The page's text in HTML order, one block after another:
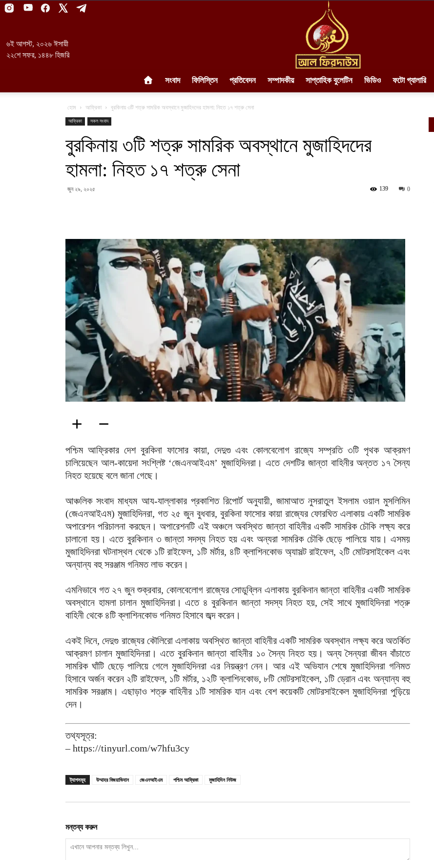
৬ই আগস্ট, ২০২৬ ঈসায়ী
২২শে সফর, ১৪৪৮ হিজরি
ফিরদাউস
সংবাদ ফিলিস্তিন প্রতিবেদন সম্পাদকীয় সাপ্তাহিক বুলেটিন ভিডিও ফটো গ্যালারি
হোম আফ্রিকা বুরকিনায় ৩টি শত্রু সামরিক অবস্থানে মুজাহিদদের হামলা: নিহত ১৭ শত্রু সেনা
আফ্রিকা সকল সংবাদ
বুরকিনায় ৩টি শত্রু সামরিক অবস্থানে মুজাহিদদের
হামলা: নিহত ১৭ শত্রু সেনা
জুন ২৯, ২০২৫ 0
139
পশ্চিম আফ্রিকার দেশ বুরকিনা ফাসোর কায়া, দেদুগু এবং কোলবেলোগ রাজ্যে সম্প্রতি ৩টি পৃথক আক্রমণ
চালিয়েছেন আল-কায়েদা সংশ্লিষ্ট ‘জেএনআইএম’ মুজাহিদিনরা। এতে দেশটির জান্তা বাহিনীর অন্তত ১৭ সৈন্য
নিহত হয়েছে বলে জানা গেছে।
আঞ্চলিক সংবাদ মাধ্যম আয-যাল্লাকার প্রকাশিত রিপোর্ট অনুযায়ী, জামাআত নুসরাতুল ইসলাম ওয়াল মুসলিমিন
(জেএনআইএম) মুজাহিদিনরা, গত ২৫ জুন বুধবার, বুরকিনা ফাসোর কায়া রাজ্যের ফোরঘিত এলাকায় একটি সামরিক
অপারেশন পরিচালনা করছেন। অপারেশনটি এই অঞ্চলে অবস্থিত জান্তা বাহিনীর একটি সামরিক চৌকি লক্ষ্য করে
চালানো হয়। এতে বুরকিনান ৩ জান্তা সদস্য নিহত হয় এবং অন্যরা সামরিক চৌকি ছেড়ে পালিয়ে যায়। এসময়
মুজাহিদিনরা ঘটনাস্থল থেকে ১টি রাইফেল, ১টি মর্টার, ৪টি ক্লাশিনকোভ অ্যাসল্ট রাইফেল, ২টি মোটরসাইকেল এবং
অন্যান্য বহু সরঞ্জাম গনিমত লাভ করেন।
এমনিভাবে গত ২৭ জুন শুক্রবার, কোলবেলোগ রাজ্যের সোডুব্লিন এলাকায় বুরকিনান জান্তা বাহিনীর একটি সামরিক
অবস্থানে হামলা চালান মুজাহিদিনরা। এতে ৪ বুরকিনান জান্তা সদস্য নিহত হয়, সেই সাথে মুজাহিদিনরা শত্রু
বাহিনী থেকে ৪টি ক্লাশিনকোভ গনিমত হিসাবে জব্দ করেন।
একই দিনে, দেদুগু রাজ্যের কৌলিরো এলাকায় অবস্থিত জান্তা বাহিনীর একটি সামরিক অবস্থান লক্ষ্য করে অতর্কিত
আক্রমণ চালান মুজাহিদিনরা। এতে বুরকিনান জান্তা বাহিনীর ১০ সৈন্য নিহত হয়। অন্য সৈন্যরা জীবন বাঁচাতে
সামরিক ঘাঁটি ছেড়ে পালিয়ে গেলে মুজাহিদিনরা এর নিয়ন্ত্রণ নেন। আর এই অভিযান শেষে মুজাহিদিনরা গনিমত
হিসাবে অর্জন করেন ২টি রাইফেল, ১টি মর্টার, ১২টি ক্লাশিনকোভ, ৮টি মোটরসাইকেল, ১টি ড্রোন এবং অন্যান্য বহু
সামরিক সরঞ্জাম। এছাড়াও শত্রু বাহিনীর ১টি সামরিক যান এবং বেশ কয়েকটি মোটরসাইকেল মুজাহিদিনরা পুড়িয়ে
দেন।
তথ্যসূত্র:
– https://tinyurl.com/w7hfu3cy
ট্যাগসমূহ উম্মাহর বিজয়াভিযান জেএনআইএম পশ্চিম আফ্রিকা মুজাহিদিন নিউজ
মন্তব্য করুন